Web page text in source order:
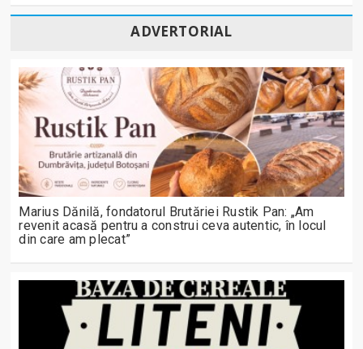
ADVERTORIAL
Marius Dănilă, fondatorul Brutăriei Rustik Pan: „Am
revenit acasă pentru a construi ceva autentic, în locul
din care am plecat”